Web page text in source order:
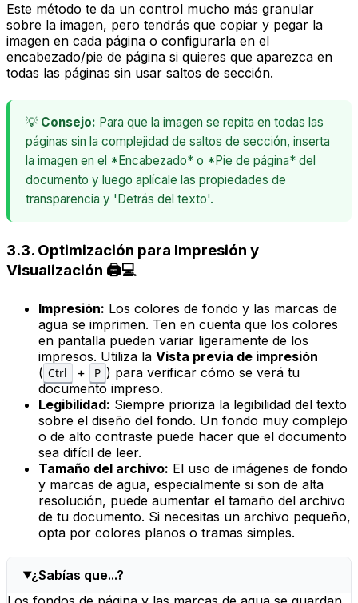
Este método te da un control mucho más granular
sobre la imagen, pero tendrás que copiar y pegar la
imagen en cada página o configurarla en el
encabezado/pie de página si quieres que aparezca en
todas las páginas sin usar saltos de sección.
💡 Consejo: Para que la imagen se repita en todas las
páginas sin la complejidad de saltos de sección, inserta
la imagen en el *Encabezado* o *Pie de página* del
documento y luego aplícale las propiedades de
transparencia y 'Detrás del texto'.
3.3. Optimización para Impresión y
Visualización 🖨️💻
Impresión: Los colores de fondo y las marcas de
agua se imprimen. Ten en cuenta que los colores
en pantalla pueden variar ligeramente de los
impresos. Utiliza la Vista previa de impresión
( Ctrl + P ) para verificar cómo se verá tu
documento impreso.
Legibilidad: Siempre prioriza la legibilidad del texto
sobre el diseño del fondo. Un fondo muy complejo
o de alto contraste puede hacer que el documento
sea difícil de leer.
Tamaño del archivo: El uso de imágenes de fondo
y marcas de agua, especialmente si son de alta
resolución, puede aumentar el tamaño del archivo
de tu documento. Si necesitas un archivo pequeño,
opta por colores planos o tramas simples.
¿Sabías que...?